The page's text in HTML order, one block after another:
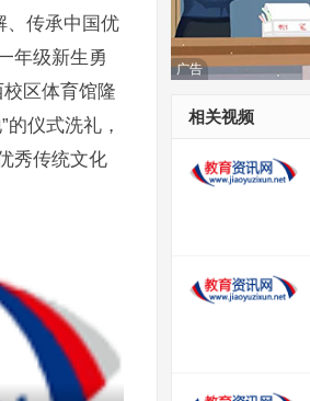
、传承中国优
年级新生勇
校区体育馆隆
仪式洗礼，
秀传统文化
广告
相关视频